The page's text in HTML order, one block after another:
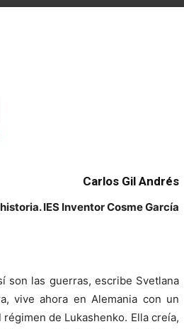
Carlos Gil Andrés
IES Inventor Cosme García
son las guerras, escribe Svetlana
vive ahora en Alemania con un
de Lukashenko. Ella creía,